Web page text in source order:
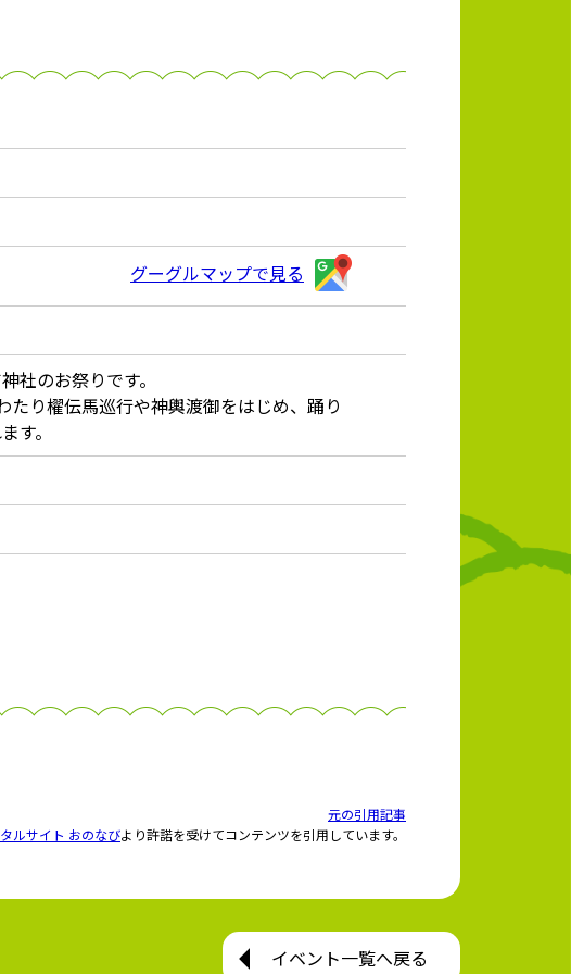
グーグルマップで見る
社のお祭りです。
り櫂伝馬巡行や神輿渡御をはじめ、踊り
す。
元の引用記事
ルサイト おのなびより許諾を受けてコンテンツを引用しています。
イベント一覧へ戻る